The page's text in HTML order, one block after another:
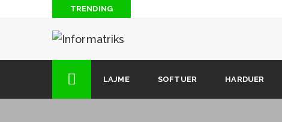
TRENDING
Si Apple dhe Facebook ndihmuan në rrëzimin e
34 kuriozitete për internetin që nuk i keni ditur kurrë!
Çfarë është Raspberry Pi?
LAJME SOFTUER HARDUER